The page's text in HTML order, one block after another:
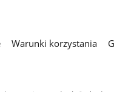
Warunki korzystania